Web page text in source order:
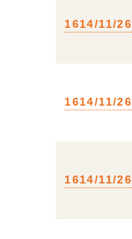
1614/11/26
1614/11/26
1614/11/26